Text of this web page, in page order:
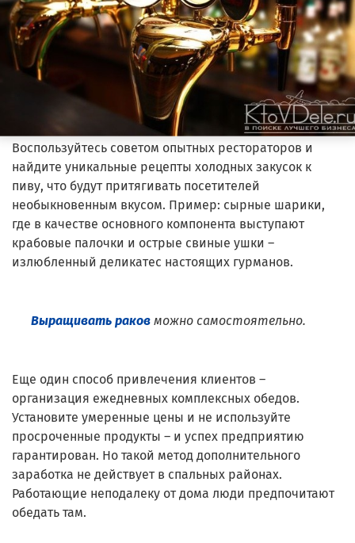
Воспользуйтесь советом опытных рестораторов и
найдите уникальные рецепты холодных закусок к
пиву, что будут притягивать посетителей
необыкновенным вкусом. Пример: сырные шарики,
где в качестве основного компонента выступают
крабовые палочки и острые свиные ушки –
излюбленный деликатес настоящих гурманов.
Выращивать раков можно самостоятельно.
Еще один способ привлечения клиентов –
организация ежедневных комплексных обедов.
Установите умеренные цены и не используйте
просроченные продукты – и успех предприятию
гарантирован. Но такой метод дополнительного
заработка не действует в спальных районах.
Работающие неподалеку от дома люди предпочитают
обедать там.